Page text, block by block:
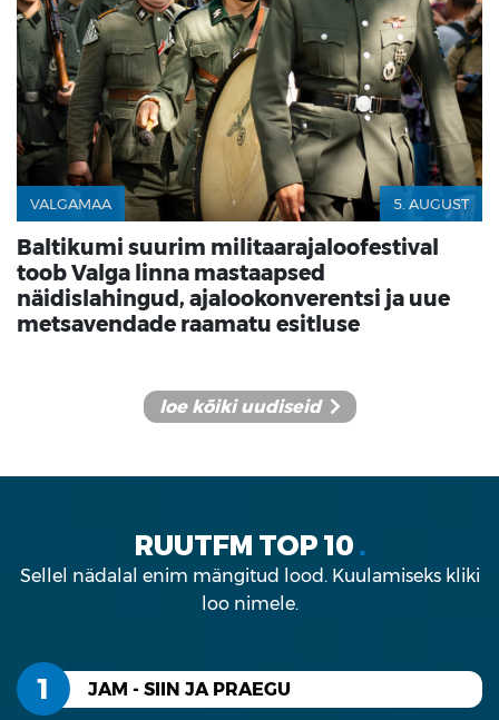
VALGAMAA 5. AUGUST
Baltikumi suurim militaarajaloofestival
toob Valga linna mastaapsed
näidislahingud, ajalookonverentsi ja uue
metsavendade raamatu esitluse
loe kõiki uudiseid
RUUTFM TOP 10 ■
Sellel nädalal enim mängitud lood. Kuulamiseks kliki
loo nimele.
1 JAM - SIIN JA PRAEGU